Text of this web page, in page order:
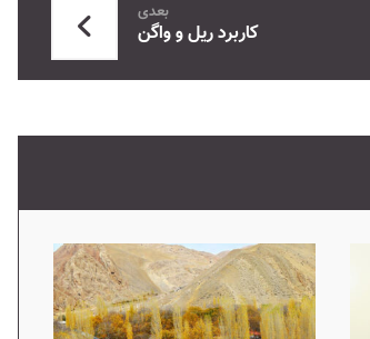
بعدی
کاربرد ریل و واگن